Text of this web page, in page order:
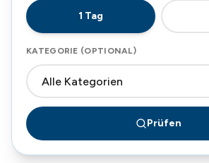
1 Tag
KATEGORIE (OPTIONAL)
Prüfen